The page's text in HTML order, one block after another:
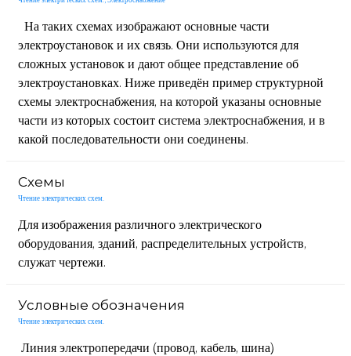
На таких схемах изображают основные части
электроустановок и их связь. Они используются для
сложных установок и дают общее представление об
электроустановках. Ниже приведён пример структурной
схемы электроснабжения, на которой указаны основные
части из которых состоит система электроснабжения, и в
какой последовательности они соединены.
Схемы
Чтение электрических схем.
Для изображения различного электрического
оборудования, зданий, распределительных устройств,
служат чертежи.
Условные обозначения
Чтение электрических схем.
Линия электропередачи (провод, кабель, шина)